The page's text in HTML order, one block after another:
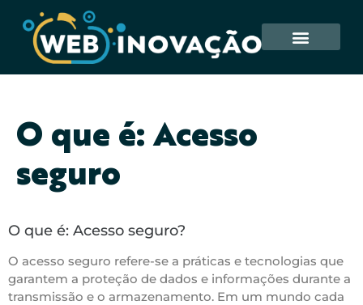
O que é: Acesso
seguro
O que é: Acesso seguro?
O acesso seguro refere-se a práticas e tecnologias que
garantem a proteção de dados e informações durante a
transmissão e o armazenamento. Em um mundo cada